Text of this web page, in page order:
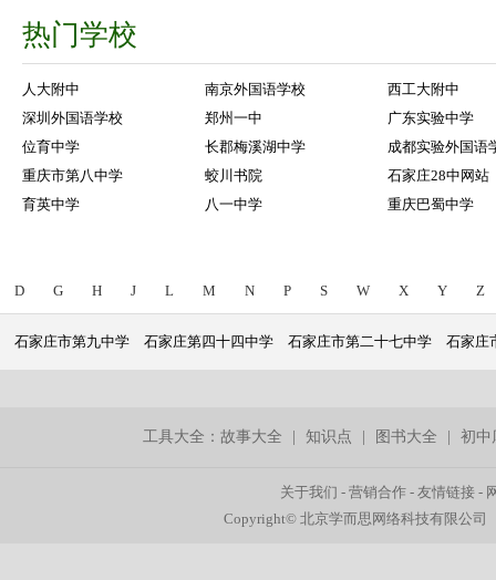
热门学校
人大附中 南京外国语学校
西工大附中
深圳外国语学校
郑州一中
广东实验中学
位育中学
长郡梅溪湖中学
成都实验外国语
重庆市第八中学
蛟川书院
石家庄28中网站
育英中学
八一中学 重庆巴蜀中学
D G H J L M N P S W X Y Z
石家庄市第九中学 石家庄第四十四中学 石家庄市第二十七中学 石家庄
工具大全：故事大全 |知识点 图书大全 |初中
关于我们 -营销合作 -友情链接 -
Copyright© 北京学而思网络科技有限公司